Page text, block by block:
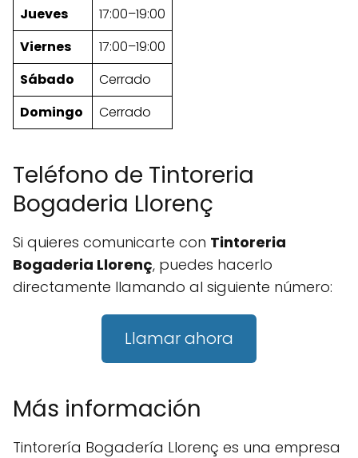
Jueves
17:00–19:00
Viernes
17:00–19:00
Sábado
Cerrado
Domingo
Cerrado
Teléfono de Tintoreria
Bogaderia Llorenç
Si quieres comunicarte con Tintoreria
Bogaderia Llorenç, puedes hacerlo
directamente llamando al siguiente número:
Llamar ahora
Más información
Tintorería Bogadería Llorenç es una empresa